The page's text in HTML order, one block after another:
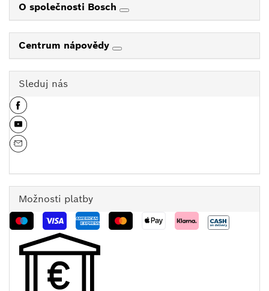
O společnosti Bosch
Centrum nápovědy
Sleduj nás
Možnosti platby